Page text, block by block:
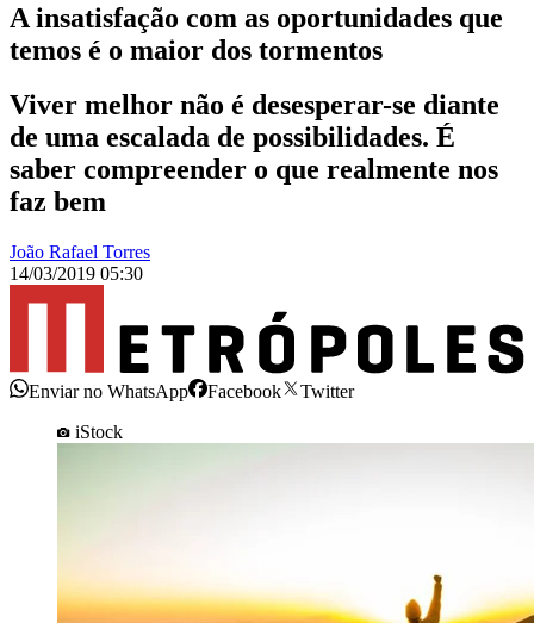
A insatisfação com as oportunidades que
temos é o maior dos tormentos
Viver melhor não é desesperar-se diante
de uma escalada de possibilidades. É
saber compreender o que realmente nos
faz bem
João Rafael Torres
14/03/2019 05:30
Enviar no WhatsApp Facebook
Twitter
iStock